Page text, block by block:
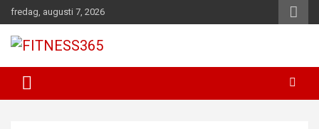
Hoppa
till
innehåll
fredag, augusti 7, 2026
FITNESS365